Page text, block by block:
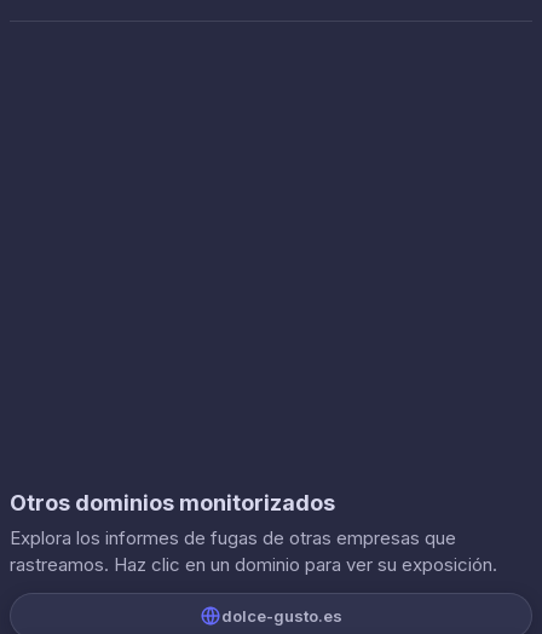
Otros dominios monitorizados
Explora los informes de fugas de otras empresas que
rastreamos. Haz clic en un dominio para ver su exposición.
dolce-gusto.es